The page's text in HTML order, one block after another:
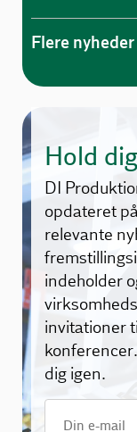
Flere nyheder
Hold
DI
opdateret
relevante
indeholder
invitationer
dig igen.